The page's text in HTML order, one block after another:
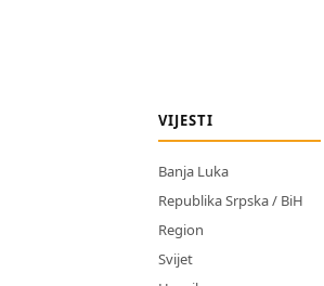
VIJESTI
Banja Luka
Republika Srpska / BiH
Region
Svijet